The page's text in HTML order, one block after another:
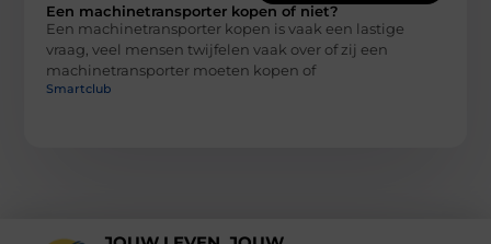
Een machinetransporter kopen of niet?
Een machinetransporter kopen is vaak een lastige
vraag, veel mensen twijfelen vaak over of zij een
machinetransporter moeten kopen of
Smartclub